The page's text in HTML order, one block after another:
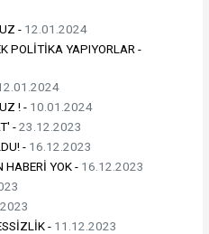
- 12.01.2024
POLİTİKA YAPIYORLAR -
! - 10.01.2024
-23.12.2023
- 16.12.2023
HABERİ YOK - 16.12.2023
- 11.12.2023